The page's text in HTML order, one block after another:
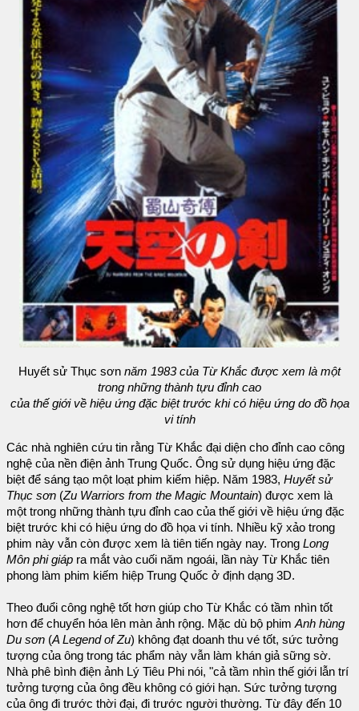
Huyết sử Thục sơn năm 1983 của Từ Khắc được xem là một
trong những thành tựu đỉnh cao
của thế giới về hiệu ứng đặc biệt trước khi có hiệu ứng do đồ họa
vi tính
Các nhà nghiên cứu tin rằng Từ Khắc đại diện cho đỉnh cao công
nghệ của nền điện ảnh Trung Quốc. Ông sử dụng hiệu ứng đặc
biệt để sáng tạo một loạt phim kiếm hiệp. Năm 1983, Huyết sử
Thục sơn (Zu Warriors from the Magic Mountain) được xem là
một trong những thành tựu đỉnh cao của thế giới về hiệu ứng đặc
biệt trước khi có hiệu ứng do đồ họa vi tính. Nhiều kỹ xảo trong
phim này vẫn còn được xem là tiên tiến ngày nay. Trong Long
Môn phi giáp ra mắt vào cuối năm ngoái, lần này Từ Khắc tiên
phong làm phim kiếm hiệp Trung Quốc ở định dạng 3D.
Theo đuổi công nghệ tốt hơn giúp cho Từ Khắc có tầm nhìn tốt
hơn để chuyển hóa lên màn ảnh rộng. Mặc dù bộ phim Anh hùng
Du sơn (A Legend of Zu) không đạt doanh thu vé tốt, sức tưởng
tượng của ông trong tác phẩm này vẫn làm khán giả sững sờ.
Nhà phê bình điện ảnh Lý Tiêu Phi nói, "cả tầm nhìn thế giới lẫn trí
tưởng tượng của ông đều không có giới hạn. Sức tưởng tượng
của ông đi trước thời đại, đi trước người thường. Từ đây đến 10